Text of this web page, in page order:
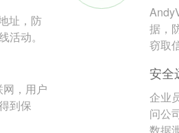
址，防
活动。
，用户
到保
据，
窃取
安全
企业
问公